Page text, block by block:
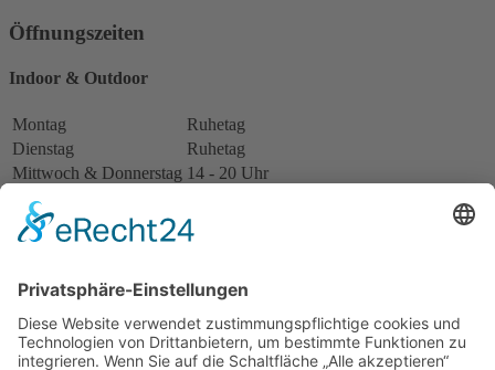
Öffnungszeiten
Indoor & Outdoor
Montag
Ruhetag
Dienstag
Ruhetag
Mittwoch & Donnerstag 14 - 20 Uhr
Freitag
Samstag
10 - 20 Uhr
Sonntag
10 - 20 Uhr
Restaurant
Montag
Ruhetag
Dienstag
Ruhetag